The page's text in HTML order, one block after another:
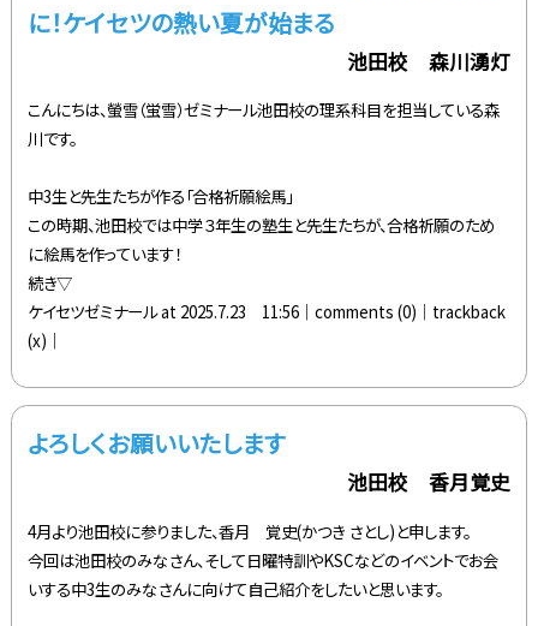
に！ケイセツの熱い夏が始まる
池田校 森川湧灯
こんにちは、螢雪（蛍雪）ゼミナール池田校の理系科目を担当している森
川です。
中3生と先生たちが作る「合格祈願絵馬」
この時期、池田校では中学３年生の塾生と先生たちが、合格祈願のため
に絵馬を作っています！
続き▽
ケイセツゼミナール at 2025.7.23 11:56│comments (0) │trackback
(x)│
よろしくお願いいたします
池田校 香月覚史
4月より池田校に参りました、香月 覚史(かつき さとし)と申します。
今回は池田校のみなさん、そして日曜特訓やKSCなどのイベントでお会
いする中3生のみなさんに向けて自己紹介をしたいと思います。